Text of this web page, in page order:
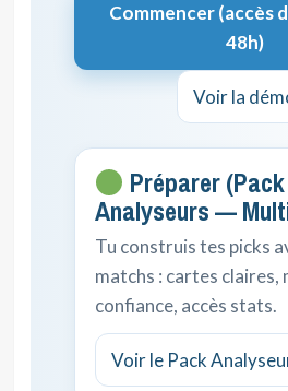
Commencer (accès
48h)
Voir la
Préparer (Pack
Analyseurs —
Tu construis tes picks
matchs : cartes claires,
confiance, accès stats.
Voir le Pack